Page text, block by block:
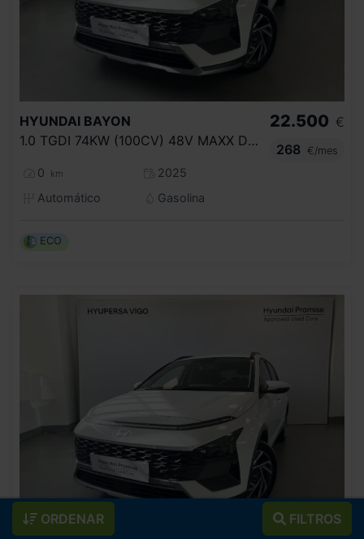
ORDENAR FILTROS
HYUNDAI BAYON
1.0 TGDI 74KW (100CV) 48V MAXX DCT
0 km
2025
Automático
Gasolina
22.500 €
268
€/mes
ECO